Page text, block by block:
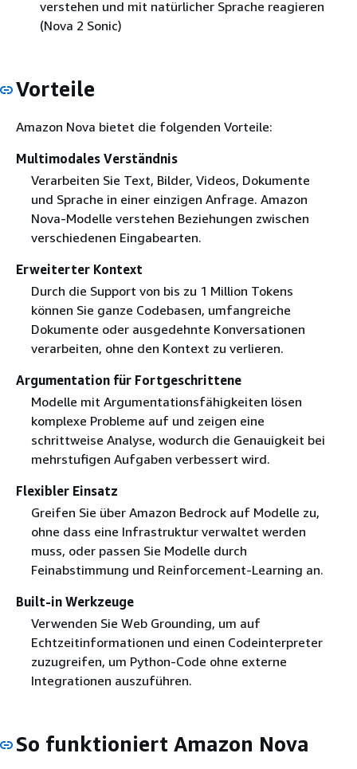
verstehen und mit natürlicher Sprache reagieren
(Nova 2 Sonic)
Vorteile
Amazon Nova bietet die folgenden Vorteile:
Multimodales Verständnis
Verarbeiten Sie Text, Bilder, Videos, Dokumente
und Sprache in einer einzigen Anfrage. Amazon
Nova-Modelle verstehen Beziehungen zwischen
verschiedenen Eingabearten.
Erweiterter Kontext
Durch die Support von bis zu 1 Million Tokens
können Sie ganze Codebasen, umfangreiche
Dokumente oder ausgedehnte Konversationen
verarbeiten, ohne den Kontext zu verlieren.
Argumentation für Fortgeschrittene
Modelle mit Argumentationsfähigkeiten lösen
komplexe Probleme auf und zeigen eine
schrittweise Analyse, wodurch die Genauigkeit bei
mehrstufigen Aufgaben verbessert wird.
Flexibler Einsatz
Greifen Sie über Amazon Bedrock auf Modelle zu,
ohne dass eine Infrastruktur verwaltet werden
muss, oder passen Sie Modelle durch
Feinabstimmung und Reinforcement-Learning an.
Built-in Werkzeuge
Verwenden Sie Web Grounding, um auf
Echtzeitinformationen und einen Codeinterpreter
zuzugreifen, um Python-Code ohne externe
Integrationen auszuführen.
So funktioniert Amazon Nova